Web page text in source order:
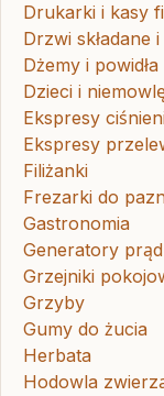
Drukarki i kasy
Drzwi składane
Dżemy i powidła
Dzieci i
Ekspresy
Ekspresy
Filiżanki
Frezarki do
Gastronomia
Generatory
Grzejniki
Grzyby
Gumy do żucia
Herbata
Hodowla